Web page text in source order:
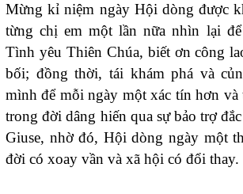
Mừng kỉ niệm ngày Hội dòng được
từng chị em một lần nữa nhìn lại
Tình yêu Thiên Chúa, biết ơn công
bối; đồng thời, tái khám phá và
mình để mỗi ngày một xác tín hơn và
trong đời dâng hiến qua sự bảo trợ
Giuse, nhờ đó, Hội dòng ngày một
đời có xoay vần và xã hội có đổi thay.